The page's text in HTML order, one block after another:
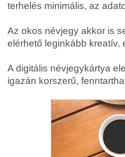
terhelés minimális, az
Az okos névjegy akkor is
elérhető leginkább kreatív,
A digitális névjegykártya
igazán korszerű,